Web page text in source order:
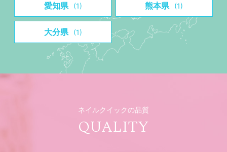
愛知県 (1) 熊本県 (1)
大分県 (1)
ネイルクイックの品質
QUALITY